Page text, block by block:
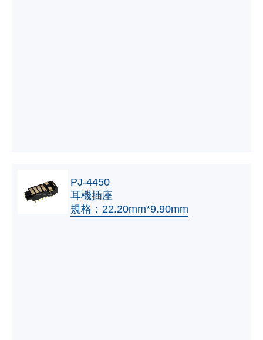
PJ-4450
耳機插座
規格：22.20mm*9.90mm